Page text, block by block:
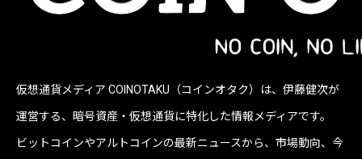
仮想通貨メディア COINOTAKU（コインオタク）は、伊藤健次が
運営する、暗号資産・仮想通貨に特化した情報メディアです。
ビットコインやアルトコインの最新ニュースから、市場動向、今